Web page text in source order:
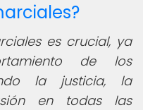
es crucial, ya
de los
la justicia, la
en todas las